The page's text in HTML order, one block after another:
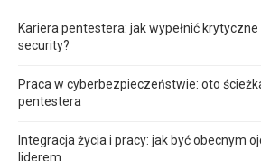
Kariera pentestera: jak wypełnić
security?
Praca w cyberbezpieczeństwie: oto
pentestera
Integracja życia i pracy: jak być obecnym
liderem